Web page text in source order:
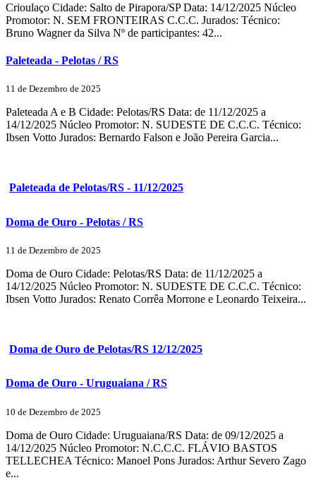
Crioulaço Cidade: Salto de Pirapora/SP Data: 14/12/2025 Núcleo
Promotor: N. SEM FRONTEIRAS C.C.C. Jurados: Técnico:
Bruno Wagner da Silva Nº de participantes: 42...
Paleteada - Pelotas / RS
11 de Dezembro de 2025
Paleteada A e B Cidade: Pelotas/RS Data: de 11/12/2025 a
14/12/2025 Núcleo Promotor: N. SUDESTE DE C.C.C. Técnico:
Ibsen Votto Jurados: Bernardo Falson e João Pereira Garcia...
Paleteada de Pelotas/RS - 11/12/2025
Doma de Ouro - Pelotas / RS
11 de Dezembro de 2025
Doma de Ouro Cidade: Pelotas/RS Data: de 11/12/2025 a
14/12/2025 Núcleo Promotor: N. SUDESTE DE C.C.C. Técnico:
Ibsen Votto Jurados: Renato Corrêa Morrone e Leonardo Teixeira...
Doma de Ouro de Pelotas/RS 12/12/2025
Doma de Ouro - Uruguaiana / RS
10 de Dezembro de 2025
Doma de Ouro Cidade: Uruguaiana/RS Data: de 09/12/2025 a
14/12/2025 Núcleo Promotor: N.C.C.C. FLÁVIO BASTOS
TELLECHEA Técnico: Manoel Pons Jurados: Arthur Severo Zago
e...